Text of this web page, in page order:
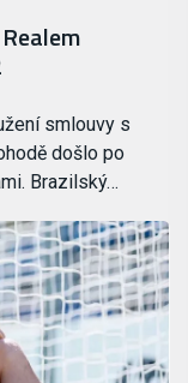
smlouvy s
došlo po
Brazilský…